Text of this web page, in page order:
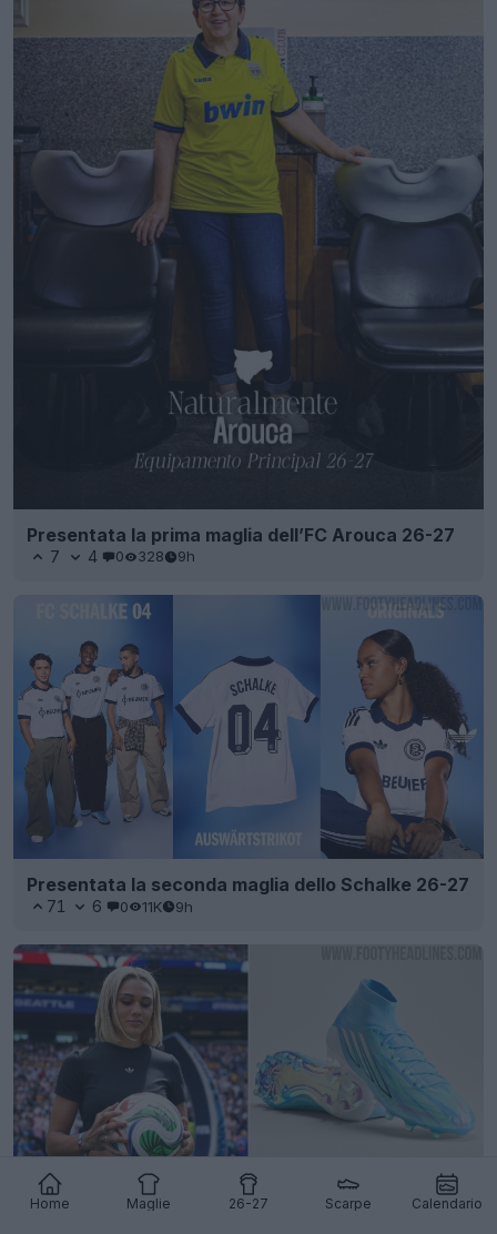
Home Maglie 26-27 Scarpe Calendario
Presentata la prima maglia dell’FC Arouca 26-27
7 4 0 328 9h
Presentata la seconda maglia dello Schalke 26-27
71 6 0 11K 9h
Svelate le scarpe Adidas F50 Sparkfusion Trinity